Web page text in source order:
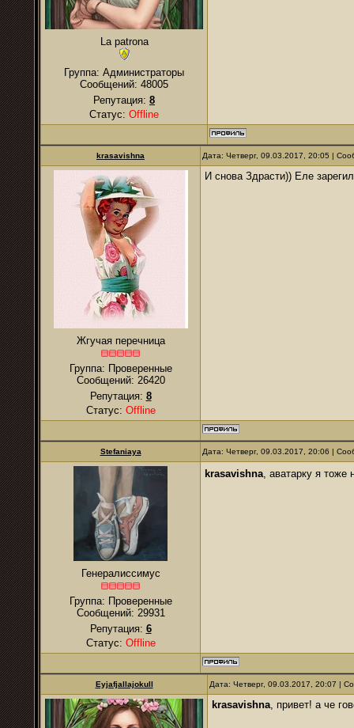
La patrona
Группа: Администраторы
Сообщений: 48005
Репутация: 8
Статус: Offline
krasavishna Дата: Четверг, 09.03.2017, 20:05 |
Жгучая перечница
Группа: Проверенные
Сообщений: 26420
Репутация: 8
Статус: Offline
И снова Здрасти)) Еле
Stefaniaya Дата: Четверг, 09.03.2017, 20:06 |
Генералиссимус
Группа: Проверенные
Сообщений: 29931
Репутация: 6
Статус: Offline
krasavishna , аватарку я
Eyjafjallajokull Дата: Четверг, 09.03.2017, 20:07 |
krasavishna, привет! а че